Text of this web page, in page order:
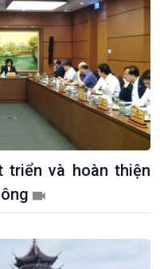
triển và hoàn thiện